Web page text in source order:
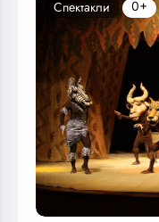
Спектакли 0+